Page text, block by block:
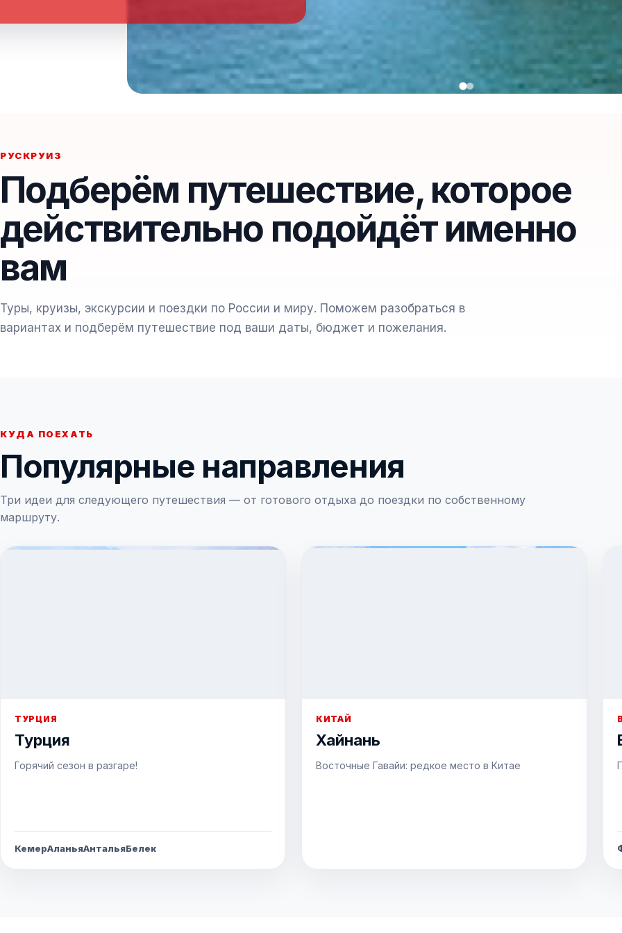
РУСКРУИЗ
Подберём путешествие, которое
действительно подойдёт именно
вам
Туры, круизы, экскурсии и поездки по России и миру. Поможем разобраться в
вариантах и подберём путешествие под ваши даты, бюджет и пожелания.
КУДА ПОЕХАТЬ
Популярные направления
Три идеи для следующего путешествия — от готового отдыха до поездки по собственному
маршруту.
ТУРЦИЯ
Турция
Горячий сезон в разгаре!
КемерАланьяАнтальяБелек
КИТАЙ
Хайнань
Восточные Гавайи: редкое место в Китае